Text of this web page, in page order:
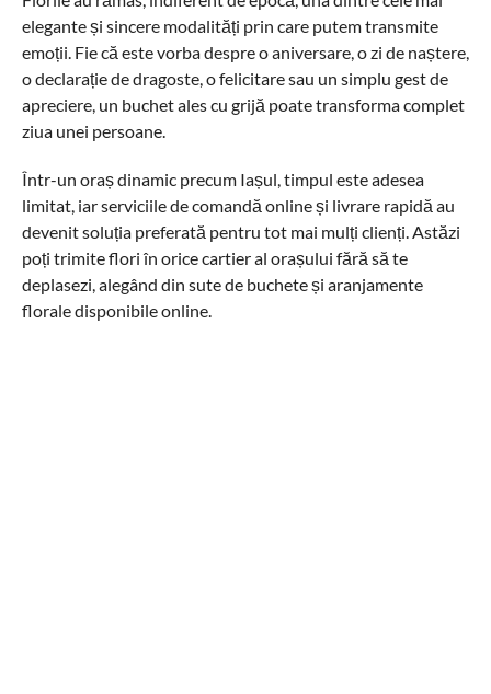
elegante și sincere modalități prin care putem transmite
emoții. Fie că este vorba despre o aniversare, o zi de naștere,
o declarație de dragoste, o felicitare sau un simplu gest de
apreciere, un buchet ales cu grijă poate transforma complet
ziua unei persoane.
Într-un oraș dinamic precum Iașul, timpul este adesea
limitat, iar serviciile de comandă online și livrare rapidă au
devenit soluția preferată pentru tot mai mulți clienți. Astăzi
poți trimite flori în orice cartier al orașului fără să te
deplasezi, alegând din sute de buchete și aranjamente
florale disponibile online.